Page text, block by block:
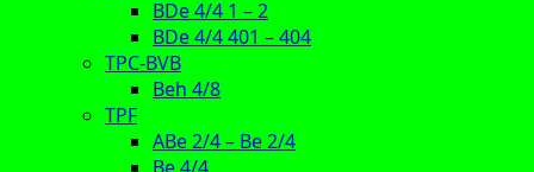
BDe 4/4 1 – 2
BDe 4/4 401 – 404
TPC-BVB
Beh 4/8
TPF
ABe 2/4 – Be 2/4